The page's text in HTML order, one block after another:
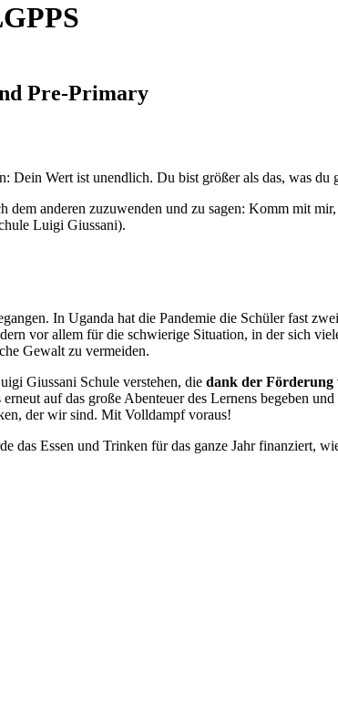
Pre-Primary
Dein Wert ist unendlich. Du bist größer als das, was du
dem anderen zuzuwenden und zu sagen: Komm mit
Luigi Giussani).
In Uganda hat die Pandemie die Schüler fast
vor allem für die schwierige Situation, in der sich
Gewalt zu vermeiden.
Giussani Schule verstehen, die dank der Förderung
auf das große Abenteuer des Lernens begeben
der wir sind. Mit Volldampf voraus!
das Essen und Trinken für das ganze Jahr finanziert,